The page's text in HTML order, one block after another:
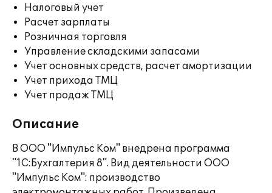
Налоговый учет
Расчет зарплаты
Розничная торговля
Управление складскими запасами
Учет основных средств, расчет амортизации
Учет прихода ТМЦ
Учет продаж ТМЦ
Описание
В ООО "Импульс Ком" внедрена программа
"1С:Бухгалтерия 8". Вид деятельности ООО
"Импульс Ком": производство